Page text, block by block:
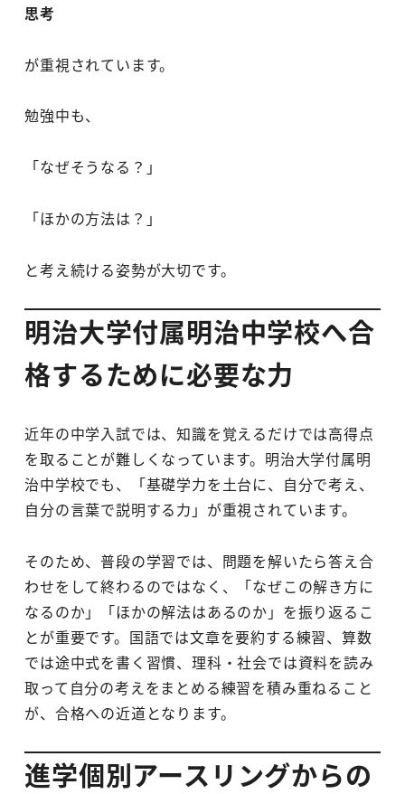
思考
が重視されています。
勉強中も、
「なぜそうなる？」
「ほかの方法は？」
と考え続ける姿勢が大切です。
明治大学付属明治中学校へ合
格するために必要な力
近年の中学入試では、知識を覚えるだけでは高得点
を取ることが難しくなっています。明治大学付属明
治中学校でも、「基礎学力を土台に、自分で考え、
自分の言葉で説明する力」が重視されています。
そのため、普段の学習では、問題を解いたら答え合
わせをして終わるのではなく、「なぜこの解き方に
なるのか」「ほかの解法はあるのか」を振り返るこ
とが重要です。国語では文章を要約する練習、算数
では途中式を書く習慣、理科・社会では資料を読み
取って自分の考えをまとめる練習を積み重ねること
が、合格への近道となります。
進学個別アースリングからの